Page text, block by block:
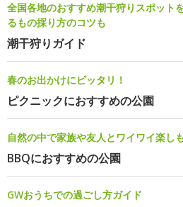
全国各地のおすすめ潮干狩りスポット
るもの採り方のコツも
潮干狩りガイド
春のお出かけにピッタリ！
ピクニックにおすすめの公園
自然の中で家族や友人とワイワイ楽し
BBQにおすすめの公園
GWおうちでの過ごし方ガイド